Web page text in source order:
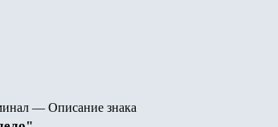
— Описание знака